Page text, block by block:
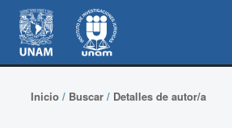
Inicio/ Buscar/ Detalles de autor/a